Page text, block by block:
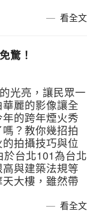
看全文
驚！
光亮，讓民眾一
麗的影像讓全
的跨年煙火秀
？教你幾招拍
拍攝技巧與位
台北101為台北
與建築法規等
大樓，雖然帶
看全文